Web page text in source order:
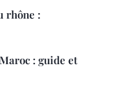
rhône :
: guide et